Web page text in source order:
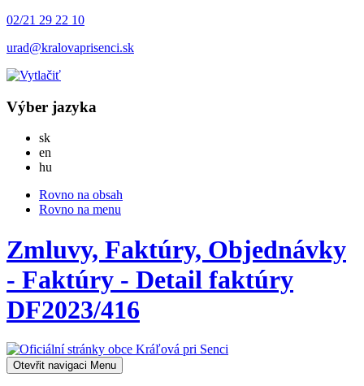
02/21 29 22 10
urad@kralovaprisenci.sk
Výber jazyka
skSlovensky
en
hu
Rovno na obsah
Rovno na menu
Zmluvy, Faktúry, Objednávky
- Faktúry - Detail faktúry
DF2023/416
Otevřit navigaci Menu